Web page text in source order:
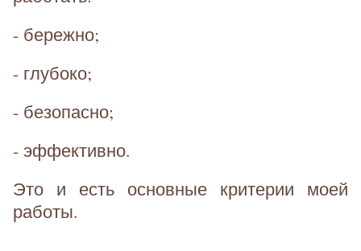
- бережно;
- глубоко;
- безопасно;
- эффективно.
Это и есть основные критерии моей
работы.